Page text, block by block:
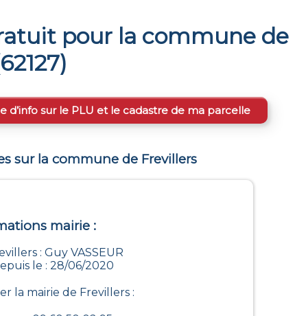
pour la commune de
62127)
sur le PLU et le cadastre de ma parcelle
sur la commune de Frevillers
mairie :
: Guy VASSEUR
le : 28/06/2020
la mairie de Frevillers: